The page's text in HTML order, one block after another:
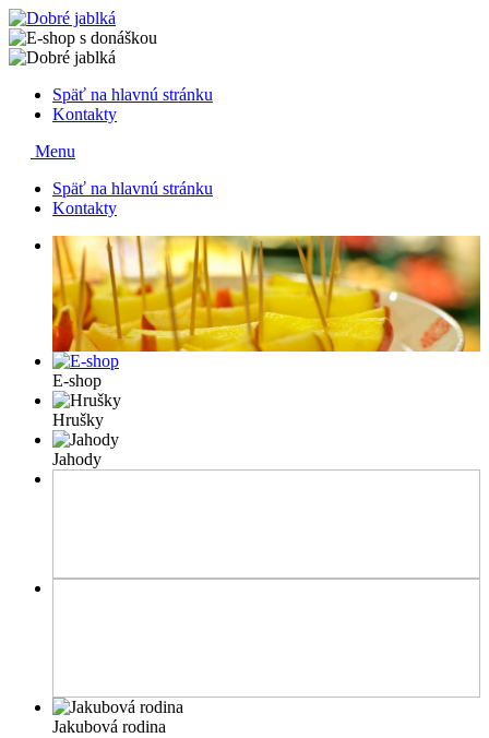
Späť na hlavnú stránku
Kontakty
Menu
Späť na hlavnú stránku
Kontakty
E-shop
Hrušky
Jahody
Jakubová rodina